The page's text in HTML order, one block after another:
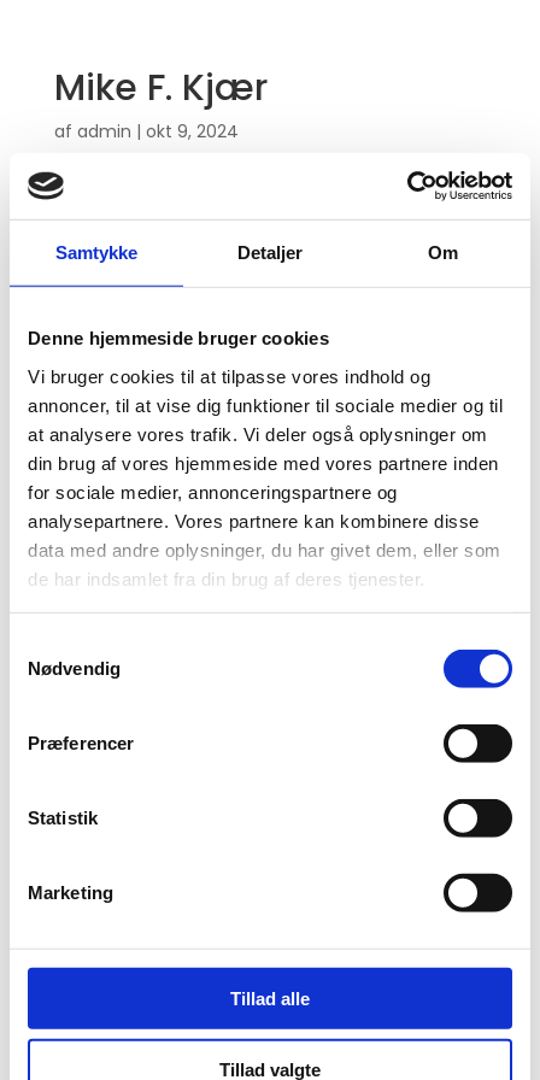
Samtykke Detaljer Om
Denne hjemmeside bruger cookies
Vi bruger cookies til at tilpasse vores indhold og
annoncer, til at vise dig funktioner til sociale medier og til
at analysere vores trafik. Vi deler også oplysninger om
din brug af vores hjemmeside med vores partnere inden
for sociale medier, annonceringspartnere og
analysepartnere. Vores partnere kan kombinere disse
data med andre oplysninger, du har givet dem, eller som
de har indsamlet fra din brug af deres tjenester.
Nødvendig
Præferencer
Statistik
Marketing
Tillad alle
Tillad valgte
Mike F. Kjær
af admin | okt 9, 2024
Søg
Recent Posts
TL Byg søger tømrere til entreprise projekter
Første spadestik til AaB af 1885’s nye klubhusprojekt